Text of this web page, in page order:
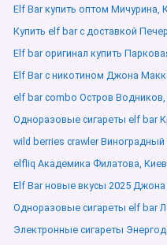
Elf Bar купить оптом Мичурина,
Купить elf bar с доставкой
Elf bar оригинал купить
Elf Bar с никотином Джона
elf bar combo Остров Водников,
Одноразовые сигареты elf bar
wild berries crawler Виноградный
elfliq Академика Филатова, Киев
Elf Bar новые вкусы 2025
Одноразовые сигареты elf bar
Электронные сигареты